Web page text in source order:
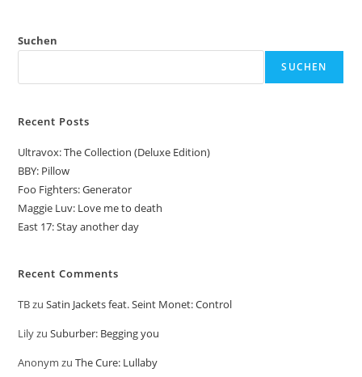
Suchen
SUCHEN
Recent Posts
Ultravox: The Collection (Deluxe Edition)
BBY: Pillow
Foo Fighters: Generator
Maggie Luv: Love me to death
East 17: Stay another day
Recent Comments
TBzuSatin Jackets feat. Seint Monet: Control
LilyzuSuburber: Begging you
Anonym zuThe Cure: Lullaby